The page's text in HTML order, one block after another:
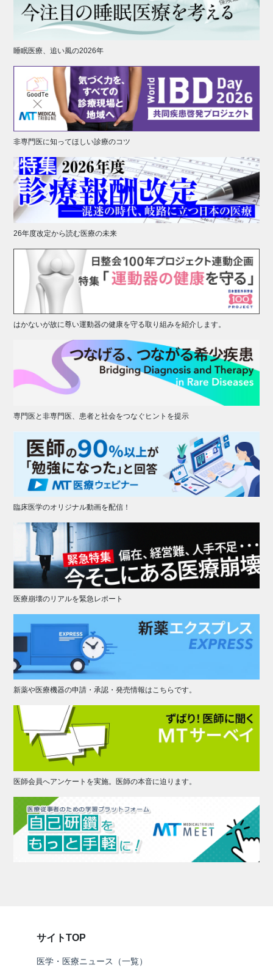
睡眠医療、追い風の2026年
非専門医に知ってほしい診療のコツ
26年度改定から読む医療の未来
はかないが故に尊い運動器の健康を守る取り組みを紹介します。
専門医と非専門医、患者と社会をつなぐヒントを提示
臨床医学のオリジナル動画を配信！
医療崩壊のリアルを緊急レポート
新薬や医療機器の申請・承認・発売情報はこちらです。
医師会員へアンケートを実施。医師の本音に迫ります。
サイトTOP
医学・医療ニュース（一覧）